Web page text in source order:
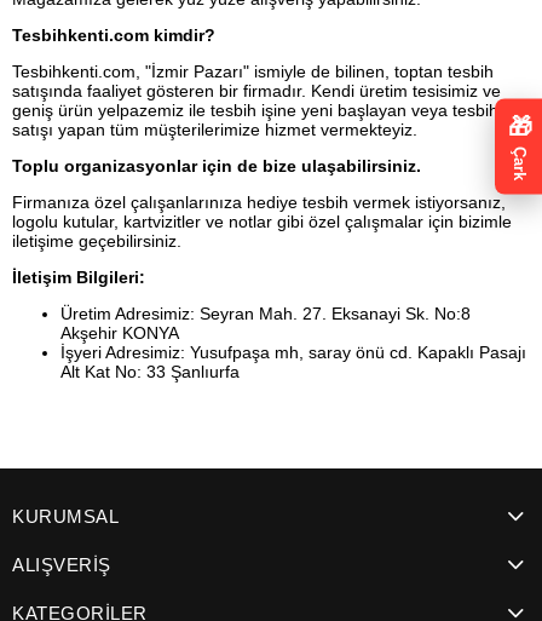
Tesbihkenti.com kimdir?
Tesbihkenti.com, "İzmir Pazarı" ismiyle de bilinen, toptan tesbih
satışında faaliyet gösteren bir firmadır. Kendi üretim tesisimiz ve
geniş ürün yelpazemiz ile tesbih işine yeni başlayan veya tesbih
satışı yapan tüm müşterilerimize hizmet vermekteyiz.
Toplu organizasyonlar için de bize ulaşabilirsiniz.
Firmanıza özel çalışanlarınıza hediye tesbih vermek istiyorsanız,
logolu kutular, kartvizitler ve notlar gibi özel çalışmalar için bizimle
iletişime geçebilirsiniz.
İletişim Bilgileri:
Üretim Adresimiz: Seyran Mah. 27. Eksanayi Sk. No:8
Akşehir KONYA
İşyeri Adresimiz: Yusufpaşa mh, saray önü cd. Kapaklı Pasajı
Alt Kat No: 33 Şanlıurfa
KURUMSAL
ALIŞVERİŞ
KATEGORİLER
🎁
Çark